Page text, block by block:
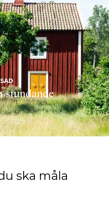
ska måla
stundande